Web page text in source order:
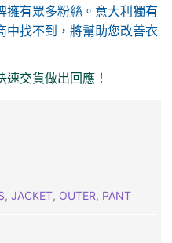
擁有眾多粉絲。意大利獨有
中找不到，將幫助您改善衣
交貨做出回應！
,JACKET, OUTER, PANT